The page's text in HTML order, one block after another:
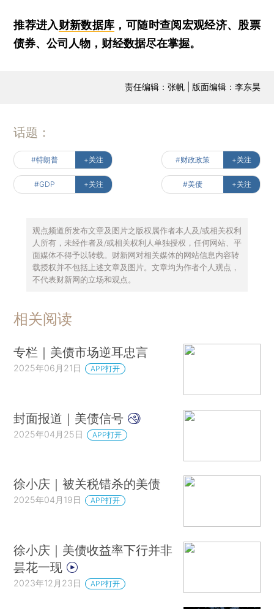
推荐进入财新数据库 ，可随时查阅宏观经济、股票
债券、公司人物，财经数据尽在掌握。
责任编辑：张帆 | 版面编辑：李东昊
话题：
#特朗普 +关注 #财政政策 +关注
#GDP +关注 #美债 +关注
观点频道所发布文章及图片之版权属作者本人及/或相关权利
人所有，未经作者及/或相关权利人单独授权，任何网站、平
面媒体不得予以转载。财新网对相关媒体的网站信息内容转
载授权并不包括上述文章及图片。文章均为作者个人观点，
不代表财新网的立场和观点。
相关阅读
专栏｜美债市场逆耳忠言
2025年06月21日 APP打开
封面报道｜美债信号
2025年04月25日 APP打开
徐小庆｜被关税错杀的美债
2025年04月19日 APP打开
徐小庆｜美债收益率下行并非
昙花一现
2023年12月23日 APP打开